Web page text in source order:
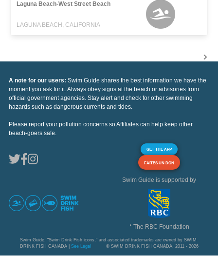
Laguna Beach-West Street Beach
LAGUNA BEACH, CALIFORNIA
A note for our users: Swim Guide shares the best information we have the
moment you ask for it. Always obey signs at the beach or advisories from
official government agencies. Stay alert and check for other swimming
hazards such as dangerous currents and tides.
Please report your pollution concerns so Affiliates can help keep other
beach-goers safe.
GET THE APP
FAITES UN DON
Swim Guide is supported by
* The RBC Foundation
Swim Guide, "Swim Drink Fish icons," and associated trademarks are owned by SWIM
DRINK FISH CANADA | See Legal © SWIM DRINK FISH CANADA, 2011 - 2026